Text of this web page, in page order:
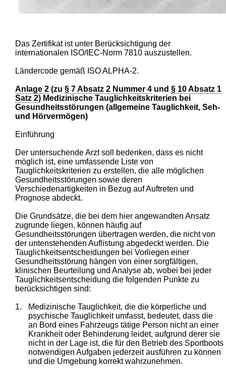
Das Zertifikat ist unter Berücksichtigung der
internationalen ISO/IEC-Norm 7810 auszustellen.
Ländercode gemäß ISO ALPHA-2.
Anlage 2 (zu§ 7 Absatz 2 Nummer 4 und§ 10 Absatz 1
Satz 2) Medizinische Tauglichkeitskriterien bei
Gesundheitsstörungen (allgemeine Tauglichkeit, Seh-
und Hörvermögen)
Einführung
Der untersuchende Arzt soll bedenken, dass es nicht
möglich ist, eine umfassende Liste von
Tauglichkeitskriterien zu erstellen, die alle möglichen
Gesundheitsstörungen sowie deren
Verschiedenartigkeiten in Bezug auf Auftreten und
Prognose abdeckt.
Die Grundsätze, die bei dem hier angewandten Ansatz
zugrunde liegen, können häufig auf
Gesundheitsstörungen übertragen werden, die nicht von
der untenstehenden Auflistung abgedeckt werden. Die
Tauglichkeitsentscheidungen bei Vorliegen einer
Gesundheitsstörung hängen von einer sorgfältigen,
klinischen Beurteilung und Analyse ab, wobei bei jeder
Tauglichkeitsentscheidung die folgenden Punkte zu
berücksichtigen sind:
1.
Medizinische Tauglichkeit, die die körperliche und
psychische Tauglichkeit umfasst, bedeutet, dass die
an Bord eines Fahrzeugs tätige Person nicht an einer
Krankheit oder Behinderung leidet, aufgrund derer sie
nicht in der Lage ist, die für den Betrieb des Sportboots
notwendigen Aufgaben jederzeit ausführen zu können
und die Umgebung korrekt wahrzunehmen.